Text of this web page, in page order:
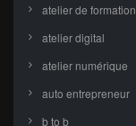
atelier de formation
atelier digital
atelier numérique
auto entrepreneur
b to b